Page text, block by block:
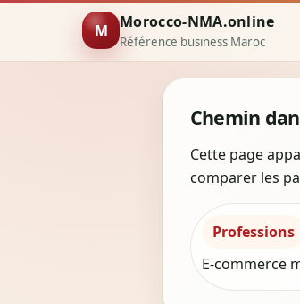
M Morocco-NMA.online
Référence business Maroc
Chemin
Cette page
comparer les
Professions
E-commerce